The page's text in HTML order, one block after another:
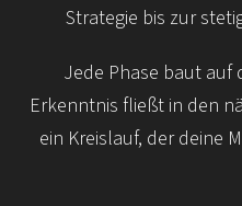
Strategie bis zur
Jede Phase baut auf
Erkenntnis fließt in den
ein Kreislauf, der deine